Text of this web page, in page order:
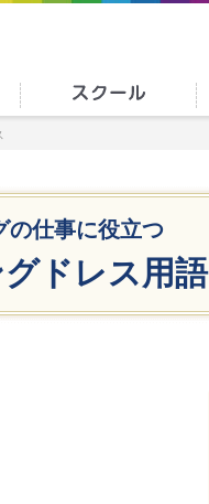
の仕事に役立つ
ドレス用語